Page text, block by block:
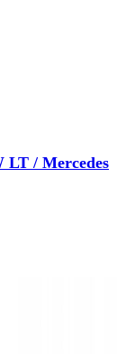
LT / Mercedes